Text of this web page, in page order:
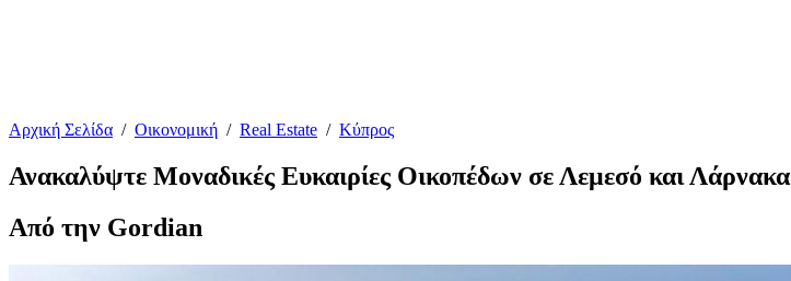
Αρχική Σελίδα / Οικονομική / Real Estate / Κύπρος
Ανακαλύψτε Μοναδικές Ευκαιρίες Οικοπέδων σε Λεμεσό και Λάρνακα
Από την Gordian